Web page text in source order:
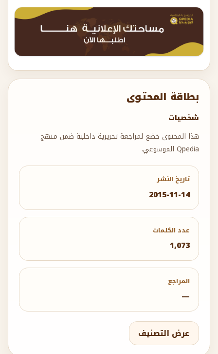
بطاقة المحتوى
شخصيات
هذا المحتوى خضع لمراجعة تحريرية داخلية ضمن منهج
Qpedia الموسوعي.
تاريخ النشر
2015-11-14
عدد الكلمات
1,073
المراجع
—
عرض التصنيف